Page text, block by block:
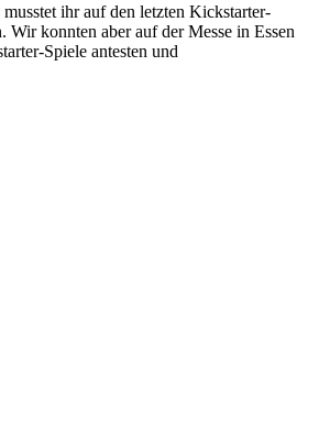
ihr auf den letzten Kickstarter-
konnten aber auf der Messe in Essen
Spiele antesten und